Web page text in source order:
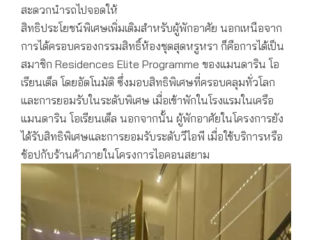
สะดวกนำรถไปจอดให้
สิทธิประโยชน์พิเศษเพิ่มเติมสำหรับผู้พักอาศัย นอกเหนือจาก
การได้ครอบครองกรรมสิทธิ์ห้องชุดสุดหรูหรา ก็คือการได้เป็น
สมาชิก Residences Elite Programme ของแมนดาริน โอ
เรียนเต็ล โดยอัตโนมัติ ซึ่งมอบสิทธิพิเศษที่ครอบคลุมทั่วโลก
และการยอมรับในระดับพิเศษ เมื่อเข้าพักในโรงแรมในเครือ
แมนดาริน โอเรียนเต็ล นอกจากนั้น ผู้พักอาศัยในโครงการยัง
ได้รับสิทธิพิเศษและการยอมรับระดับวีไอพี เมื่อใช้บริการหรือ
ช้อปกับร้านค้าภายในโครงการไอคอนสยาม